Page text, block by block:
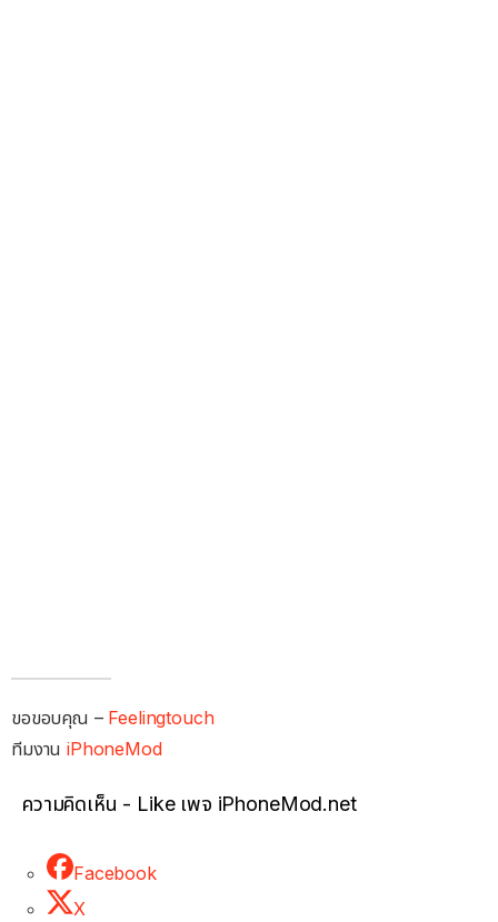
ขอขอบคุณ – Feelingtouch
ทีมงานiPhoneMod
ความคิดเห็น - Like เพจ iPhoneMod.net
Facebook
X